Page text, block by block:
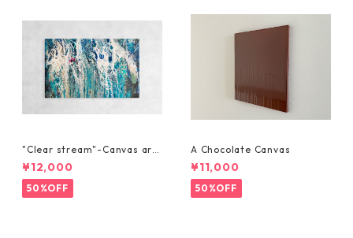
"Clear stream"-Canvas art-
53x33
¥12,000
50%OFF
A Chocolate Canvas
¥11,000
50%OFF